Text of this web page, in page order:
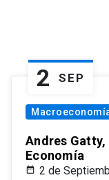
2 SEP
Andres
Economía
2 de